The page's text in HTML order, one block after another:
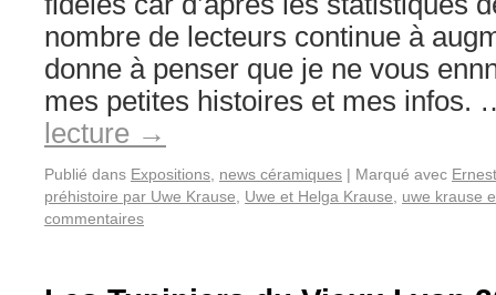
nombre de lecteurs continue à
donne à penser que je ne vous
mes petites histoires et mes
lecture →
Publié dans Expositions news céramiques | Marqué avec
préhistoire par Uwe Krause
Uwe et Helga Krause
uwe krause
commentaires